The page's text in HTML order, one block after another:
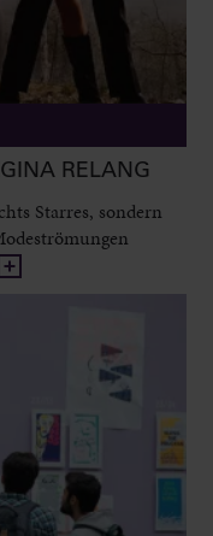
RELANG
Starres, sondern